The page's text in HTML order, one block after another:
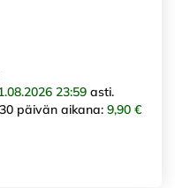
23:59 asti.
päivän aikana: 9,90 €